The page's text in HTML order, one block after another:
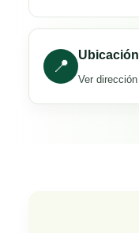
📍
Ubicación
Ver dirección